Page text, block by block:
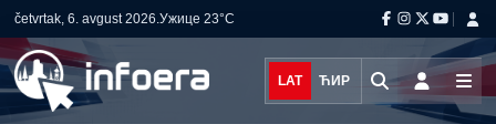
četvrtak, 6. avgust 2026.Ужице 23°C
LAT ЋИР